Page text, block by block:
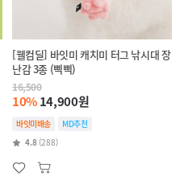
[웰컴딜] 바잇미 캐치미 터그 낚시대 장
난감 3종 (삑삑)
16,500
10%14,900원
바잇미배송
MD추천
4.8 (288)